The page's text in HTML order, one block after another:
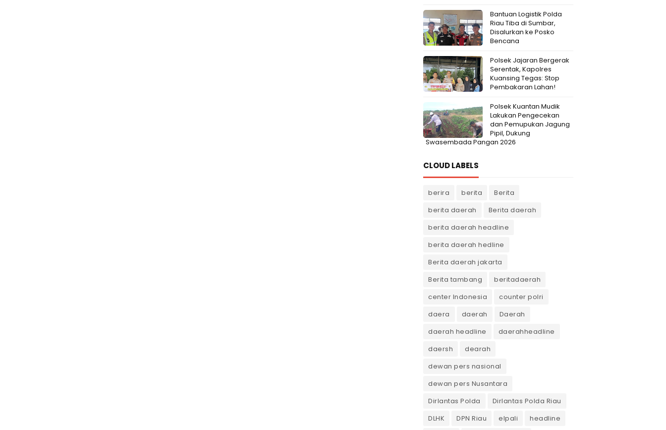
Bantuan Logistik Polda
Riau Tiba di Sumbar,
Disalurkan ke Posko
Bencana
Polsek Jajaran Bergerak
Serentak, Kapolres
Kuansing Tegas: Stop
Pembakaran Lahan!
Polsek Kuantan Mudik
Lakukan Pengecekan
dan Pemupukan Jagung
Pipil, Dukung
Swasembada Pangan 2026
CLOUD LABELS
berira berita
Berita
berita daerah
Berita daerah
berita daerah headline
berita daerah hedline
Berita daerah jakarta
Berita tambang
beritadaerah
center Indonesia
counter polri
daera
daerah
Daerah
daerah headline
daerahheadline
daersh
dearah
dewan pers nasional
dewan pers Nusantara
Dirlantas Polda
Dirlantas Polda Riau
DLHK
DPN Riau elpali headline